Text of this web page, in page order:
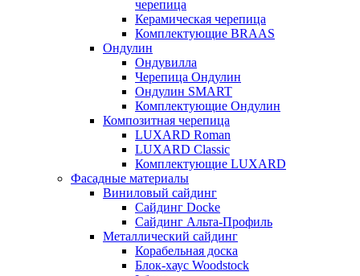
черепица
Керамическая черепица
Комплектующие BRAAS
Ондулин
Ондувилла
Черепица Ондулин
Ондулин SMART
Комплектующие Ондулин
Композитная черепица
LUXARD Roman
LUXARD Classic
Комплектующие LUXARD
Фасадные материалы
Виниловый сайдинг
Сайдинг Docke
Сайдинг Альта-Профиль
Металлический сайдинг
Корабельная доска
Блок-хаус Woodstock